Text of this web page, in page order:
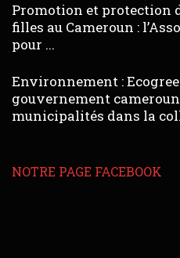
Promotion et protection
filles au Cameroun :
pour ...
Environnement :
gouvernement
municipalités dans la
NOTRE PAGE FACEBOOK